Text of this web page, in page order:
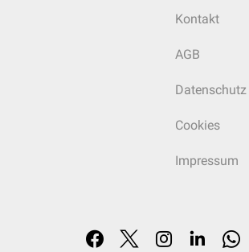
Kontakt
AGB
Datenschutz
Cookies
Impressum